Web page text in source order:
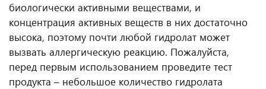
биологически активными веществами, и
концентрация активных веществ в них достаточно
высока, поэтому почти любой гидролат может
вызвать аллергическую реакцию. Пожалуйста,
перед первым использованием проведите тест
продукта – небольшое количество гидролата